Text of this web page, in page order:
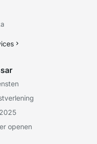
openen